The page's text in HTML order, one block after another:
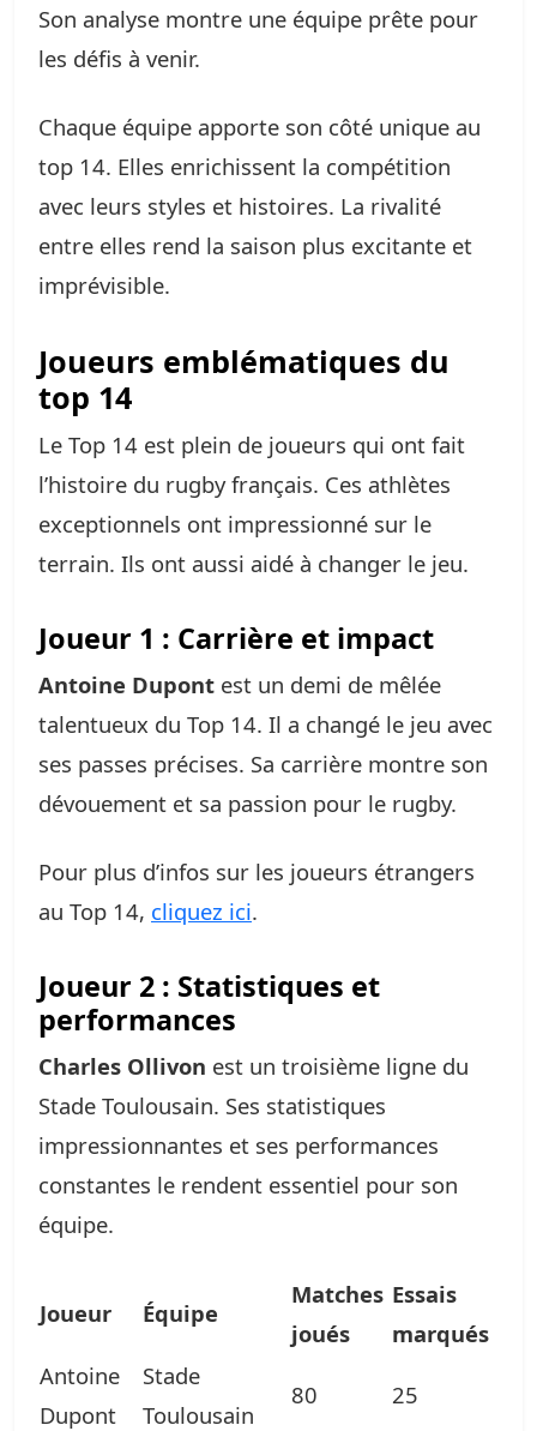
Son analyse montre une équipe prête pour
les défis à venir.
Chaque équipe apporte son côté unique au
top 14. Elles enrichissent la compétition
avec leurs styles et histoires. La rivalité
entre elles rend la saison plus excitante et
imprévisible.
Joueurs emblématiques du
top 14
Le Top 14 est plein de joueurs qui ont fait
l’histoire du rugby français. Ces athlètes
exceptionnels ont impressionné sur le
terrain. Ils ont aussi aidé à changer le jeu.
Joueur 1 : Carrière et impact
Antoine Dupont est un demi de mêlée
talentueux du Top 14. Il a changé le jeu avec
ses passes précises. Sa carrière montre son
dévouement et sa passion pour le rugby.
Pour plus d’infos sur les joueurs étrangers
au Top 14, cliquez ici.
Joueur 2 : Statistiques et
performances
Charles Ollivon est un troisième ligne du
Stade Toulousain. Ses statistiques
impressionnantes et ses performances
constantes le rendent essentiel pour son
équipe.
Joueur Équipe
Matches
joués
Essais
marqués
Antoine
Dupont
Stade
Toulousain
80 25